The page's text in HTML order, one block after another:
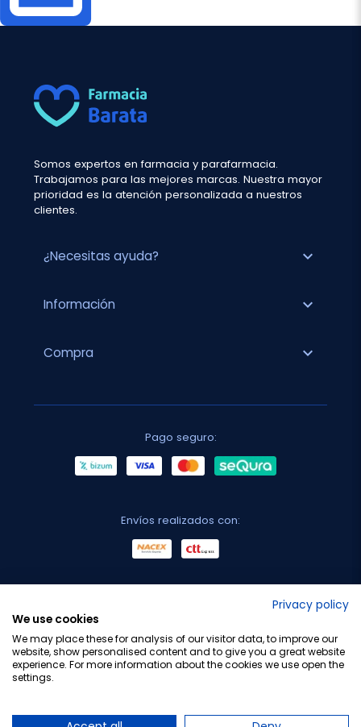
Somos expertos en farmacia y parafarmacia.
Trabajamos para las mejores marcas. Nuestra mayor
prioridad es la atención personalizada a nuestros
clientes.
¿Necesitas ayuda? expand_more
Información expand_more
Compra expand_more
Pago seguro:
Envíos realizados con:
Privacy policy
We use cookies
We may place these for analysis of our visitor data, to improve our
website, show personalised content and to give you a great website
experience. For more information about the cookies we use open the
settings.